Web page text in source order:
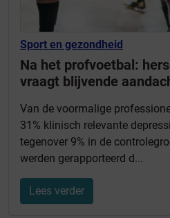
Sport en gezondheid
Na het profvoetbal:
vraagt blijvende
Van de voormalige
31% klinisch relevante
tegenover 9% in de
werden gerapporteerd d...
Lees verder